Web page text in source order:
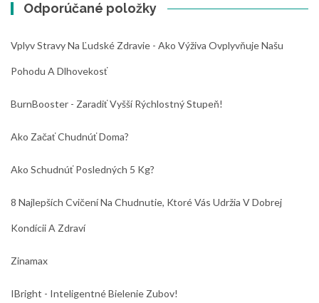
Odporúčané položky
Vplyv Stravy Na Ľudské Zdravie - Ako Výživa Ovplyvňuje Našu
Pohodu A Dlhovekosť
BurnBooster - Zaradiť Vyšší Rýchlostný Stupeň!
Ako Začať Chudnúť Doma?
Ako Schudnúť Posledných 5 Kg?
8 Najlepších Cvičení Na Chudnutie, Ktoré Vás Udržia V Dobrej
Kondícii A Zdraví
Zinamax
IBright - Inteligentné Bielenie Zubov!